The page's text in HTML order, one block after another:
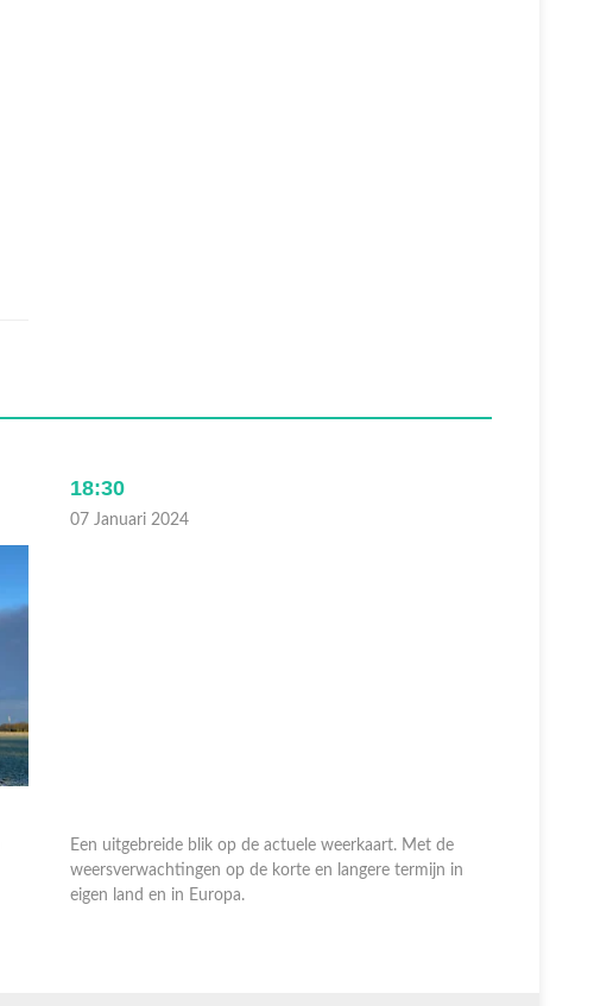
18:30
07 Januari 2024
weersverwachtingen op de korte en langere termijn in
eigen land en in Europa.